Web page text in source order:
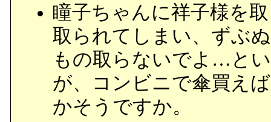
瞳子ちゃんに祥子様を
取られてしまい、ずぶ
もの取らないでよ…と
が、コンビニで傘買え
かそうですか。